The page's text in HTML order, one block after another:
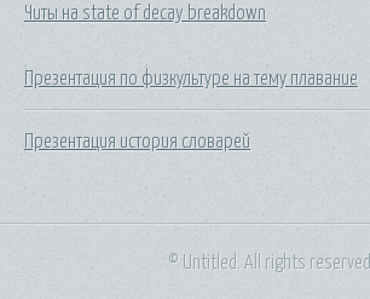
Читы на state of decay breakdown
Презентация по физкультуре на тему плавание
Презентация история словарей
© Untitled. All rights reserved.